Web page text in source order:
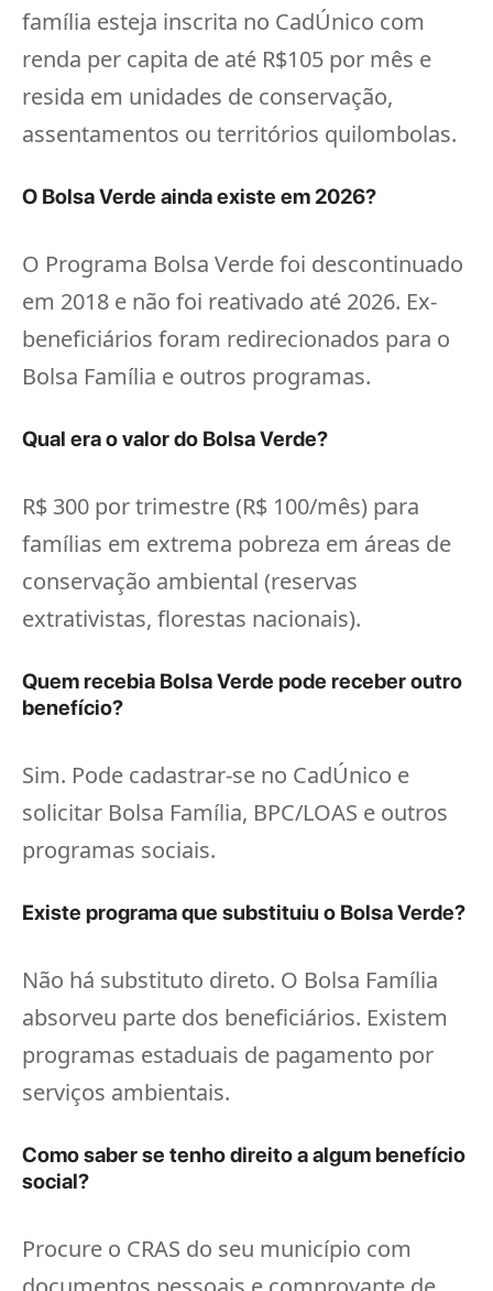
família esteja inscrita no CadÚnico com
renda per capita de até R$105 por mês e
resida em unidades de conservação,
assentamentos ou territórios quilombolas.
O Bolsa Verde ainda existe em 2026?
O Programa Bolsa Verde foi descontinuado
em 2018 e não foi reativado até 2026. Ex-
beneficiários foram redirecionados para o
Bolsa Família e outros programas.
Qual era o valor do Bolsa Verde?
R$ 300 por trimestre (R$ 100/mês) para
famílias em extrema pobreza em áreas de
conservação ambiental (reservas
extrativistas, florestas nacionais).
Quem recebia Bolsa Verde pode receber outro
benefício?
Sim. Pode cadastrar-se no CadÚnico e
solicitar Bolsa Família, BPC/LOAS e outros
programas sociais.
Existe programa que substituiu o Bolsa Verde?
Não há substituto direto. O Bolsa Família
absorveu parte dos beneficiários. Existem
programas estaduais de pagamento por
serviços ambientais.
Como saber se tenho direito a algum benefício
social?
Procure o CRAS do seu município com